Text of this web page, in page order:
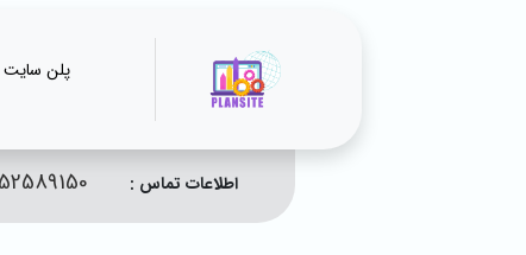
پلن سایت
اطلاعات تماس :